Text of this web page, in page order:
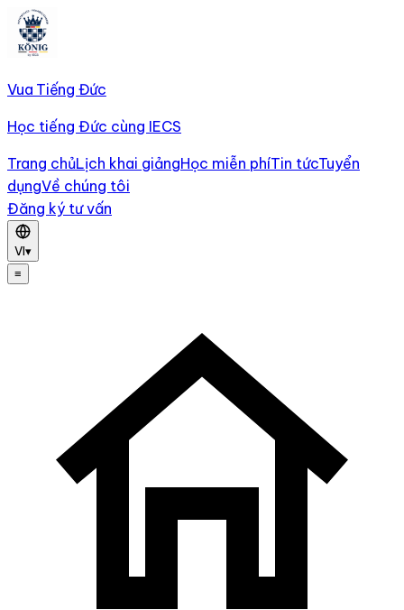
Vua Tiếng Đức
Học tiếng Đức cùng IECS
Trang chủLịch khai giảngHọc miễn phíTin tứcTuyển
dụngVề chúng tôi
Đăng ký tư vấn
VI▾
≡